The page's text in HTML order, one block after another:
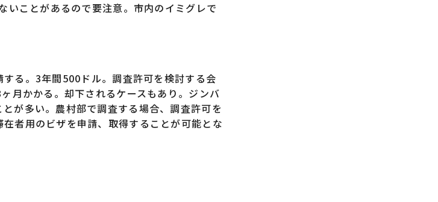
ことがあるので要注意。市内のイミグレで
る。3年間500ドル。調査許可を検討する会
月かかる。却下されるケースもあり。ジンバ
が多い。農村部で調査する場合、調査許可を
者用のビザを申請、取得することが可能とな